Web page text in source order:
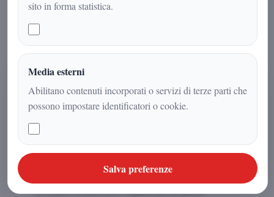
sempre.
AUDIO ARTICOLO
Ascolta o avvia la sintesi
lettura sintetica dal browser.
Sintesi vocale browser
sito in forma statistica.
Media esterni
Abilitano contenuti incorporati o servizi di terze parti che
possono impostare identificatori o cookie.
Salva preferenze